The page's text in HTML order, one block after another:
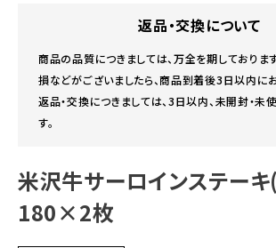
返品・交換について
商品の品質につきましては、万全を期しておりま
損などがございましたら、商品到着後3日以内に
返品・交換につきましては、3日以内、未開封・未
す。
米沢牛サーロインステー
180×2枚